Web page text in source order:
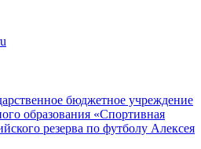
бюджетное учреждение
образования «Спортивная
резерва по футболу Алексея